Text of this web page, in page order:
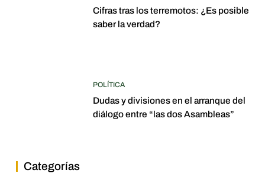
Cifras tras los terremotos: ¿Es posible
saber la verdad?
POLÍTICA
Dudas y divisiones en el arranque del
diálogo entre “las dos Asambleas”
Categorías